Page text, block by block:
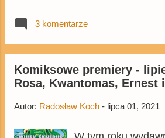
zerknąć na
Rosy . Wszystkie
dostępne w
egmont.pl .
3 komentarze
Komiksowe premiery -
Rosa, Kwantomas, Ernest
Autor: Radosław Koch - lipca 01, 2021